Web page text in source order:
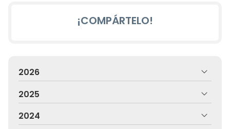
¡COMPÁRTELO!
2026
2025
2024